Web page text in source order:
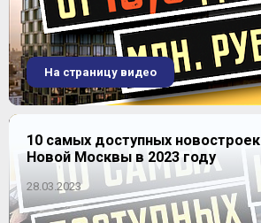
На страницу видео
10 самых доступных новостроек
Новой Москвы в 2023 году
28.03.2023